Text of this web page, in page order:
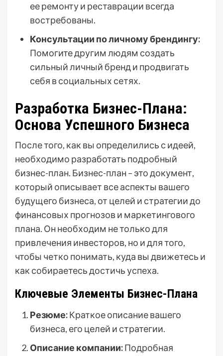
ее ремонту и реставрации всегда
востребованы.
Консультации по личному брендингу:
Помогите другим людям создать
сильный личный бренд и продвигать
себя в социальных сетях.
Разработка Бизнес-Плана:
Основа Успешного Бизнеса
После того, как вы определились с идеей,
необходимо разработать подробный
бизнес-план. Бизнес-план – это документ,
который описывает все аспекты вашего
будущего бизнеса, от целей и стратегии до
финансовых прогнозов и маркетингового
плана. Он необходим не только для
привлечения инвесторов, но и для того,
чтобы четко понимать, куда вы движетесь и
как собираетесь достичь успеха.
Ключевые Элементы Бизнес-Плана
Резюме:Краткое описание вашего
бизнеса, его целей и стратегии.
Описание компании:Подробная